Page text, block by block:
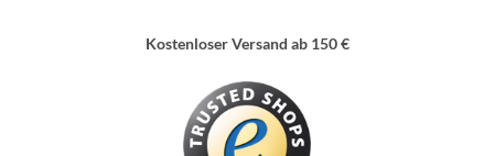
Kostenloser Versand ab 150 €